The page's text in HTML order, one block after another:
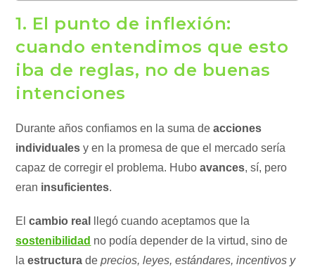
1. El punto de inflexión:
cuando entendimos que esto
iba de reglas, no de buenas
intenciones
Durante años confiamos en la suma deacciones
individuales y en la promesa de que el mercado sería
capaz de corregir el problema. Huboavances, sí, pero
eran insuficientes.
Elcambio real
llegó cuando aceptamos que la
sostenibilidad no podía depender de la virtud, sino de
laestructura deprecios, leyes, estándares, incentivos y